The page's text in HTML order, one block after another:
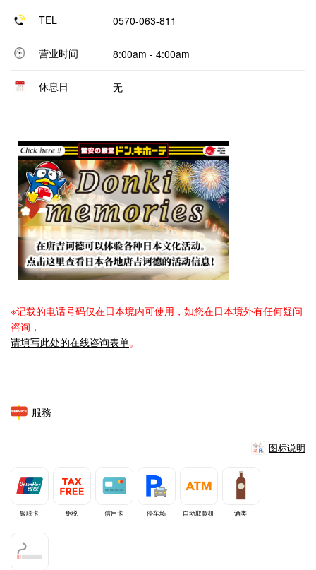
TEL 0570-063-811
营业时间 8:00am - 4:00am
休息日 无
※记载的电话号码仅在日本境内可使用，如您在日本境外有任何疑问
咨询，
请填写此处的在线咨询表单。
服務
图标说明
银联卡 免税 信用卡 停车场 自动取款机 酒类